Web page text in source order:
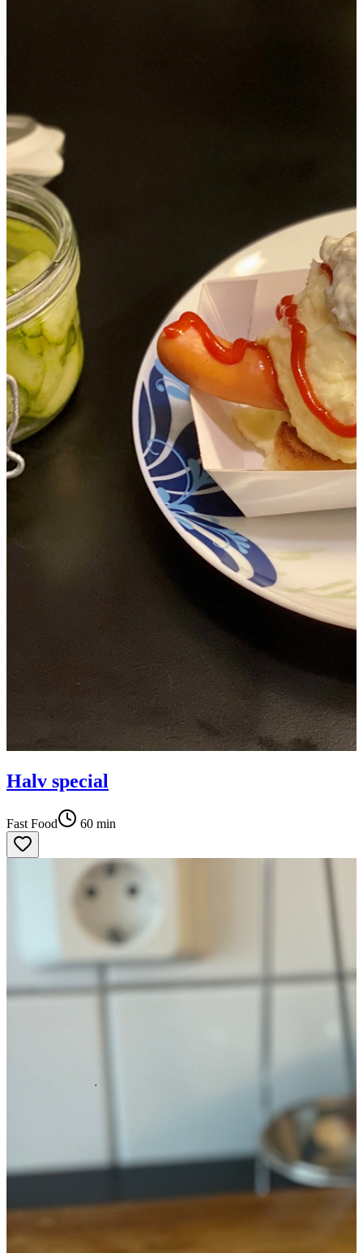
Halv special
Fast Food 60 min